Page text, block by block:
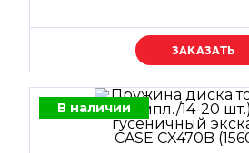
Уточняйте
В наличии